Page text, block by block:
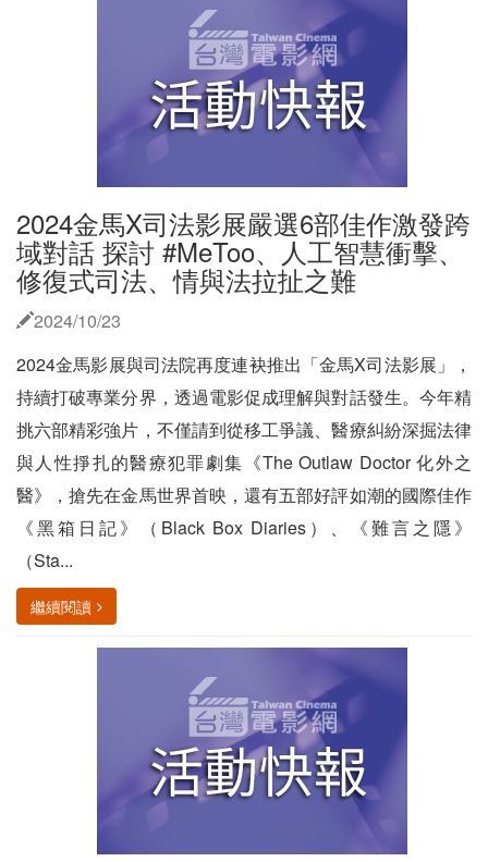
2024金馬X司法影展嚴選6部佳作激發跨
域對話 探討 #MeToo、人工智慧衝擊、
修復式司法、情與法拉扯之難
2024/10/23
2024金馬影展與司法院再度連袂推出「金馬X司法影展」，
持續打破專業分界，透過電影促成理解與對話發生。今年精
挑六部精彩強片，不僅請到從移工爭議、醫療糾紛深掘法律
與人性掙扎的醫療犯罪劇集《The Outlaw Doctor 化外之
醫》，搶先在金馬世界首映，還有五部好評如潮的國際佳作
《黑箱日記》（Black Box Diaries）、《難言之隱》
（Sta...
繼續閱讀